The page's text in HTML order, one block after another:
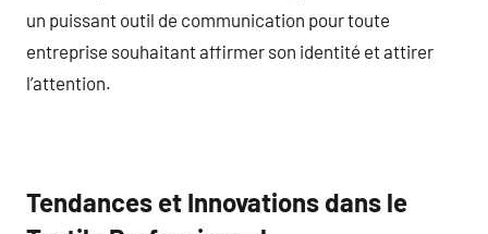
un puissant outil de communication pour toute
entreprise souhaitant affirmer son identité et attirer
l’attention.
Tendances et Innovations dans le